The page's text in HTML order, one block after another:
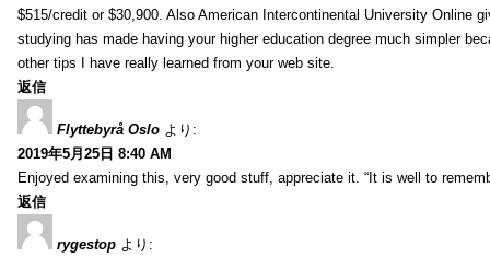
$515/credit or $30,900. Also American Intercontinental University Online
studying has made having your higher education degree much simpler
other tips I have really learned from your web site.
返信
Flyttebyrå Oslo より:
2019年5月25日 8:40 AM
Enjoyed examining this, very good stuff, appreciate it. “It is well to
返信
rygestop より: